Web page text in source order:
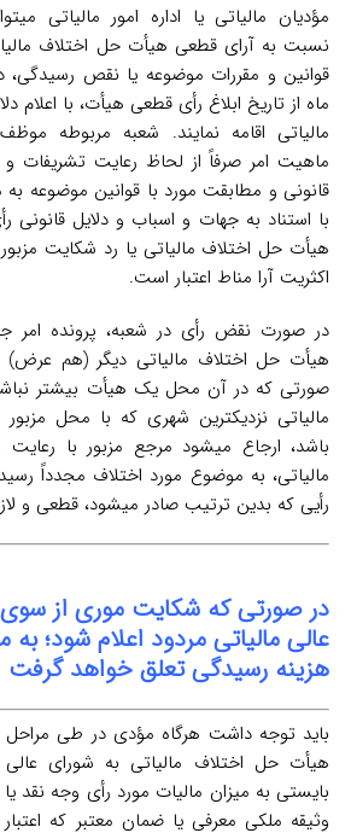
مؤدیان مالیاتی یا اداره امور مالیاتی
نسبت به آرای قطعی هیأت حل اختلاف
قوانین و مقررات موضوعه یا نقص
ماه از تاریخ ابلاغ رأی قطعی هیأت، با اعلام
مالیاتی اقامه نمایند. شعبه مربوطه
ماهیت امر صرفاً از لحاظ رعایت تشریفات
قانونی و مطابقت مورد با قوانین موضوعه
با استناد به جهات و اسباب و دلایل
هیأت حل اختلاف مالیاتی یا رد شکایت
اکثریت آرا مناط اعتبار است.
در صورت نقض رأی در شعبه، پرونده
هیأت حل اختلاف مالیاتی دیگر (هم
صورتی که در آن محل یک هیأت بیشتر
مالیاتی نزدیکترین شهری که با محل
باشد، ارجاع میشود مرجع مزبور با
مالیاتی، به موضوع مورد اختلاف مجدداً
رأیی که بدین ترتیب صادر میشود، قطعی و
در صورتی که شکایت موری از
عالی مالیاتی مردود اعلام شود؛
هزینه رسیدگی تعلق خواهد گرفت
باید توجه داشت هرگاه مؤدی در طی مراحل
هیأت حل اختلاف مالیاتی به شورای عالی
بایستی به میزان مالیات مورد رأی وجه نقد
وثیقه ملکی معرفی یا ضمان معتبر که